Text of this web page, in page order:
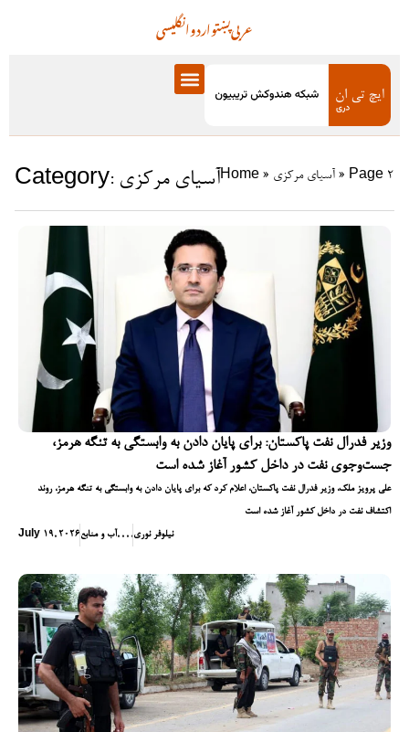
انگلیسیاردوپښتوعربی
Category: آسیای مرکزیHome » آسیای مرکزی » Page 2
وزیر فدرال نفت پاکستان: برای پایان دادن به وابستگی به تنگه هرمز،
جست‌وجوی نفت در داخل کشور آغاز شده است
علی پرویز ملک، وزیر فدرال نفت پاکستان، اعلام کرد که برای پایان دادن به وابستگی به تنگه هرمز، روند
اکتشاف نفت در داخل کشور آغاز شده است
July 19, 2026آب و منابع, , , ,نیلوفر نوری